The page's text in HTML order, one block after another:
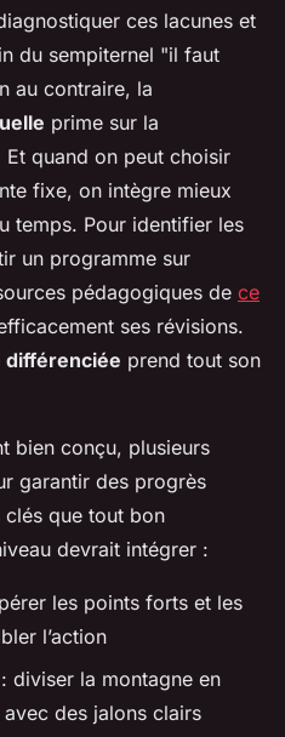
ces lacunes et
du sempiternel "il faut
au contraire, la
prime sur la
quand on peut choisir
fixe, on intègre mieux
temps. Pour identifier les
un programme sur
pédagogiques de ce
ses révisions.
différenciée prend tout son
bien conçu, plusieurs
garantir des progrès
que tout bon
devrait intégrer :
les points forts et les
l’action
: diviser la montagne en
des jalons clairs